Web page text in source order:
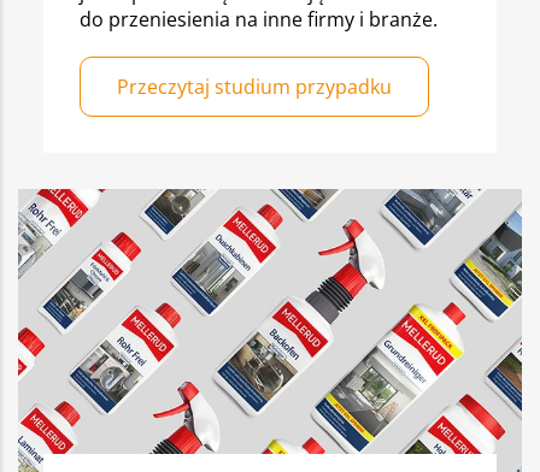
do przeniesienia na inne firmy i branże.
Przeczytaj studium przypadku